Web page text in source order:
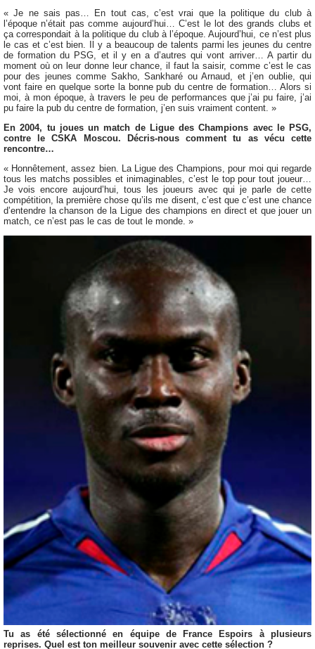
« Je ne sais pas… En tout cas, c’est vrai que la politique du club à
l’époque n’était pas comme aujourd’hui… C’est le lot des grands clubs et
ça correspondait à la politique du club à l’époque. Aujourd’hui, ce n’est plus
le cas et c’est bien. Il y a beaucoup de talents parmi les jeunes du centre
de formation du PSG, et il y en a d’autres qui vont arriver… A partir du
moment où on leur donne leur chance, il faut la saisir, comme c’est le cas
pour des jeunes comme Sakho, Sankharé ou Arnaud, et j’en oublie, qui
vont faire en quelque sorte la bonne pub du centre de formation… Alors si
moi, à mon époque, à travers le peu de performances que j’ai pu faire, j’ai
pu faire la pub du centre de formation, j’en suis vraiment content. »
En 2004, tu joues un match de Ligue des Champions avec le PSG,
contre le CSKA Moscou. Décris-nous comment tu as vécu cette
rencontre…
« Honnêtement, assez bien. La Ligue des Champions, pour moi qui regarde
tous les matchs possibles et inimaginables, c’est le top pour tout joueur…
Je vois encore aujourd’hui, tous les joueurs avec qui je parle de cette
compétition, la première chose qu’ils me disent, c’est que c’est une chance
d’entendre la chanson de la Ligue des champions en direct et que jouer un
match, ce n’est pas le cas de tout le monde. »
Tu as été sélectionné en équipe de France Espoirs à plusieurs
reprises. Quel est ton meilleur souvenir avec cette sélection ?